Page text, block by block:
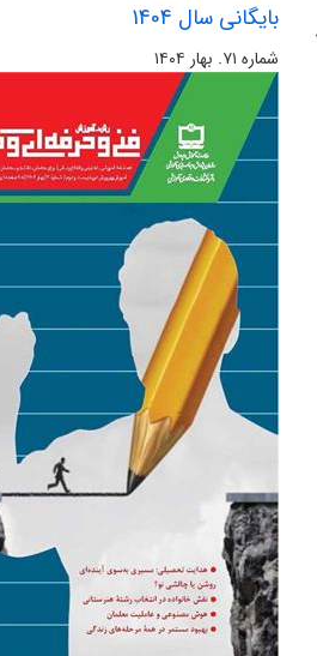
بایگانی سال 1404
شماره ۷۱. بهار ۱۴۰۴